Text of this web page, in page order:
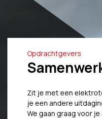
Opdrachtgevers
Zit je met een
je een andere
We gaan graag voor je